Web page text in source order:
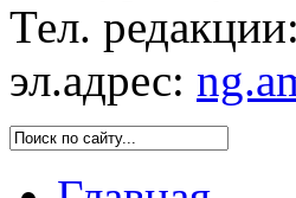
Тел. редакции:
эл.адрес: